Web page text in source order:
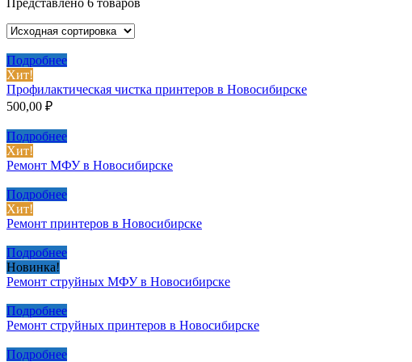
Подробнее
Хит!
Профилактическая чистка принтеров в Новосибирске
500,00 ₽
Подробнее
Хит!
Ремонт МФУ в Новосибирске
Подробнее
Хит!
Ремонт принтеров в Новосибирске
Подробнее
Новинка!
Ремонт струйных МФУ в Новосибирске
Подробнее
Ремонт струйных принтеров в Новосибирске
Подробнее